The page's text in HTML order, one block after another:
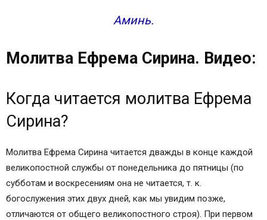
благословен еси во веки веков. Аминь.
Молитва Ефрема Сирина на русском
Молитва Ефрема Сирина: не даждь ми духа
властолюбия или сребролюбия?
уныния или многоделания?
Сирийский псалмопевец
Аминь.
Молитва Ефрема Сирина. Видео:
Когда читается молитва Ефрема
Сирина?
Молитва Ефрема Сирина читается дважды в конце каждой
великопостной службы от понедельника до пятницы (по
субботам и воскресениям она не читается, т. к.
богослужения этих двух дней, как мы увидим позже,
отличаются от общего великопостного строя). При первом